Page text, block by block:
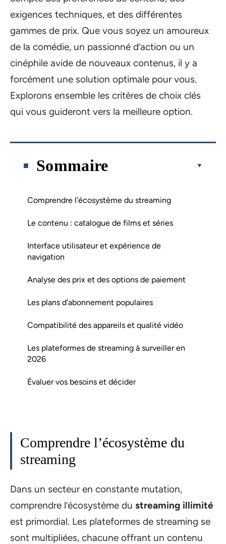
exigences techniques, et des différentes
gammes de prix. Que vous soyez un amoureux
de la comédie, un passionné d’action ou un
cinéphile avide de nouveaux contenus, il y a
forcément une solution optimale pour vous.
Explorons ensemble les critères de choix clés
qui vous guideront vers la meilleure option.
Sommaire
Comprendre l’écosystème du streaming
Le contenu : catalogue de films et séries
Interface utilisateur et expérience de
navigation
Analyse des prix et des options de paiement
Les plans d’abonnement populaires
Compatibilité des appareils et qualité vidéo
Les plateformes de streaming à surveiller en
2026
Évaluer vos besoins et décider
Comprendre l’écosystème du
streaming
Dans un secteur en constante mutation,
comprendre l’écosystème du streaming illimité
est primordial. Les plateformes de streaming se
sont multipliées, chacune offrant un contenu